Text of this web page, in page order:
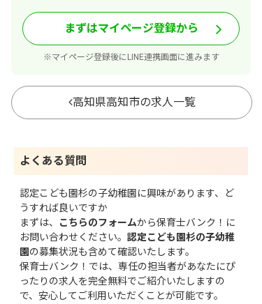
まずはマイページ登録から
※マイページ登録後にLINE連携画面に進みます
高知県高知市の求人一覧
よくある質問
認定こども園杉の子幼稚園に興味があります、ど
うすれば良いですか
まずは、
こちらのフォームから保育士バンク！に
お問い合わせください。 認定こども園杉の子幼稚
園の募集状況も含めて確認いたします。
保育士バンク！では、専任の担当者があなたにぴ
ったりの求人を完全無料でご紹介いたしますの
で、安心してご利用いただくことが可能です。